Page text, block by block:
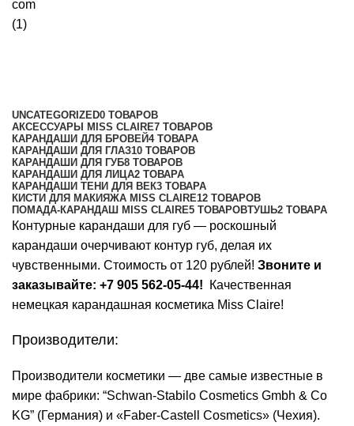
UNCATEGORIZED0 ТОВАРОВ
АКСЕССУАРЫ MISS CLAIRE7 ТОВАРОВ
КАРАНДАШИ ДЛЯ БРОВЕЙ4 ТОВАРА
КАРАНДАШИ ДЛЯ ГЛАЗ10 ТОВАРОВ
КАРАНДАШИ ДЛЯ ГУБ8 ТОВАРОВ
КАРАНДАШИ ДЛЯ ЛИЦА2 ТОВАРА
КАРАНДАШИ ТЕНИ ДЛЯ ВЕК3 ТОВАРА
КИСТИ ДЛЯ МАКИЯЖА MISS CLAIRE12 ТОВАРОВ
ПОМАДА-КАРАНДАШ MISS CLAIRE5 ТОВАРОВТУШЬ2 ТОВАРА
Контурные карандаши для губ — роскошный
карандаши очерчивают контур губ, делая их
чувственными. Стоимость от 120 рублей! Звоните и
заказывайте: +7 905 562-05-44! Качественная
немецкая карандашная косметика Miss Claire!
Производители:
Производители косметики — две самые известные в
мире фабрики: “Schwan-Stabilo Cosmetics Gmbh & Co
KG” (Германия) и «Faber-Castell Cosmetics» (Чехия).